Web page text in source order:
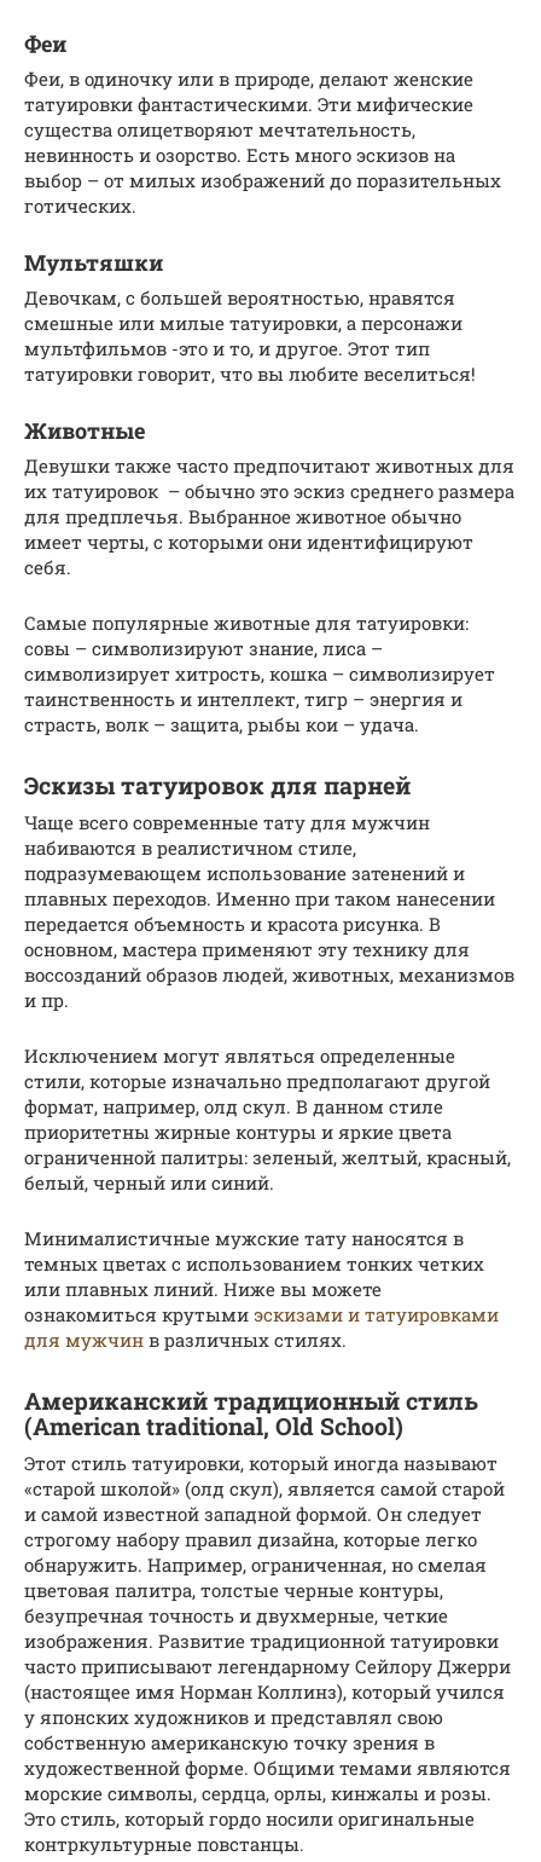
Феи
Феи, в одиночку или в природе, делают женские
татуировки фантастическими. Эти мифические
существа олицетворяют мечтательность,
невинность и озорство. Есть много эскизов на
выбор – от милых изображений до поразительных
готических.
Мультяшки
Девочкам, с большей вероятностью, нравятся
смешные или милые татуировки, а персонажи
мультфильмов -это и то, и другое. Этот тип
татуировки говорит, что вы любите веселиться!
Животные
Девушки также часто предпочитают животных для
их татуировок – обычно это эскиз среднего размера
для предплечья. Выбранное животное обычно
имеет черты, с которыми они идентифицируют
себя.
Самые популярные животные для татуировки:
совы – символизируют знание, лиса –
символизирует хитрость, кошка – символизирует
таинственность и интеллект, тигр – энергия и
страсть, волк – защита, рыбы кои – удача.
Эскизы татуировок для парней
Чаще всего современные тату для мужчин
набиваются в реалистичном стиле,
подразумевающем использование затенений и
плавных переходов. Именно при таком нанесении
передается объемность и красота рисунка. В
основном, мастера применяют эту технику для
воссозданий образов людей, животных, механизмов
и пр.
Исключением могут являться определенные
стили, которые изначально предполагают другой
формат, например, олд скул. В данном стиле
приоритетны жирные контуры и яркие цвета
ограниченной палитры: зеленый, желтый, красный,
белый, черный или синий.
Минималистичные мужские тату наносятся в
темных цветах с использованием тонких четких
или плавных линий. Ниже вы можете
ознакомиться крутыми эскизами и татуировками
для мужчин в различных стилях.
Американский традиционный стиль
(American traditional, Old School)
Этот стиль татуировки, который иногда называют
«старой школой» (олд скул), является самой старой
и самой известной западной формой. Он следует
строгому набору правил дизайна, которые легко
обнаружить. Например, ограниченная, но смелая
цветовая палитра, толстые черные контуры,
безупречная точность и двухмерные, четкие
изображения. Развитие традиционной татуировки
часто приписывают легендарному Сейлору Джерри
(настоящее имя Норман Коллинз), который учился
у японских художников и представлял свою
собственную американскую точку зрения в
художественной форме. Общими темами являются
морские символы, сердца, орлы, кинжалы и розы.
Это стиль, который гордо носили оригинальные
контркультурные повстанцы.